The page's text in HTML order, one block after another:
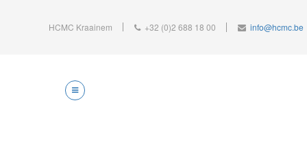
HCMC Kraainem +32 (0)2 688 18 00 info@hcmc.be